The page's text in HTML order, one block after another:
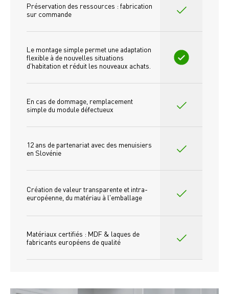
Préservation des ressources : fabrication
sur commande
Le montage simple permet une adaptation
flexible à de nouvelles situations
d'habitation et réduit les nouveaux achats.
En cas de dommage, remplacement
simple du module défectueux
12 ans de partenariat avec des menuisiers
en Slovénie
Création de valeur transparente et intra-
européenne, du matériau à l'emballage
Matériaux certifiés : MDF & laques de
fabricants européens de qualité